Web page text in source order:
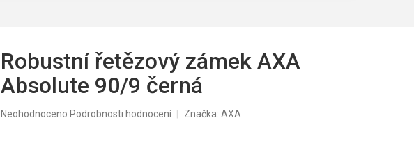
Robustní řetězový zámek AXA
Absolute 90/9 černá
Průměrné
Neohodnoceno Podrobnosti hodnocení Značka: AXA